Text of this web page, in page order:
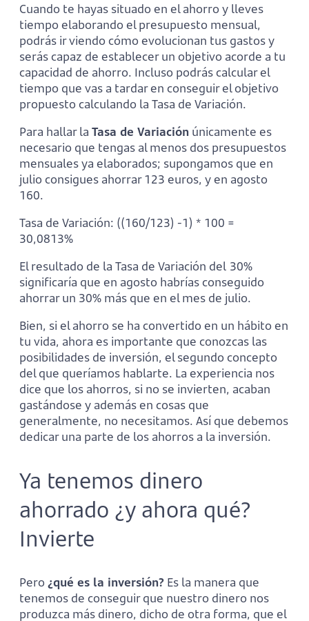
Cuando te hayas situado en el ahorro y lleves
tiempo elaborando el presupuesto mensual,
podrás ir viendo cómo evolucionan tus gastos y
serás capaz de establecer un objetivo acorde a tu
capacidad de ahorro. Incluso podrás calcular el
tiempo que vas a tardar en conseguir el objetivo
propuesto calculando la Tasa de Variación.
Para hallar la Tasa de Variación únicamente es
necesario que tengas al menos dos presupuestos
mensuales ya elaborados; supongamos que en
julio consigues ahorrar 123 euros, y en agosto
160.
Tasa de Variación: ((160/123) -1) * 100 =
30,0813%
El resultado de la Tasa de Variación del 30%
significaría que en agosto habrías conseguido
ahorrar un 30% más que en el mes de julio.
Bien, si el ahorro se ha convertido en un hábito en
tu vida, ahora es importante que conozcas las
posibilidades de inversión, el segundo concepto
del que queríamos hablarte. La experiencia nos
dice que los ahorros, si no se invierten, acaban
gastándose y además en cosas que
generalmente, no necesitamos. Así que debemos
dedicar una parte de los ahorros a la inversión.
Ya tenemos dinero
ahorrado ¿y ahora qué?
Invierte
Pero ¿qué es la inversión? Es la manera que
tenemos de conseguir que nuestro dinero nos
produzca más dinero, dicho de otra forma, que el